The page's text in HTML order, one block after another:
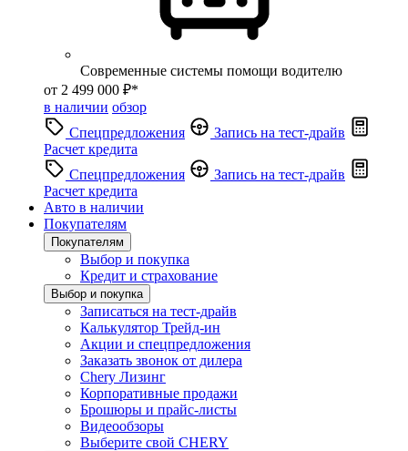
Современные системы помощи водителю
от 2 499 000 ₽*
в наличии обзор
Спецпредложения
Запись на тест-драйв
Расчет кредита
Спецпредложения
Запись на тест-драйв
Расчет кредита
Авто в наличии
Покупателям
Покупателям
Выбор и покупка
Кредит и страхование
Выбор и покупка
Записаться на тест-драйв
Калькулятор Трейд-ин
Акции и спецпредложения
Заказать звонок от дилера
Chery Лизинг
Корпоративные продажи
Брошюры и прайс-листы
Видеообзоры
Выберите свой CHERY